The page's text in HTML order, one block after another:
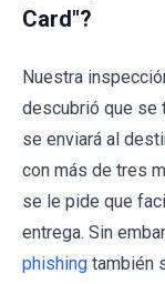
Card"?
Nuestra
descubrió que se
se enviará al
con más de tres
se le pide que
entrega. Sin
phishing también